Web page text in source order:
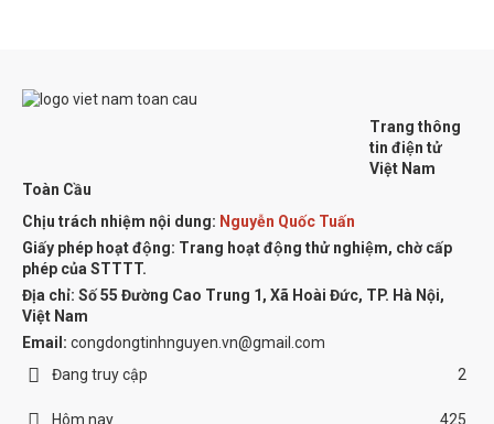
Trang thông
tin điện tử
Việt Nam
Toàn Cầu
Chịu trách nhiệm nội dung: Nguyễn Quốc Tuấn
Giấy phép hoạt động: Trang hoạt động thử nghiệm, chờ cấp
phép của STTTT.
Địa chỉ: Số 55 Đường Cao Trung 1, Xã Hoài Đức, TP. Hà Nội,
Việt Nam
Email: congdongtinhnguyen.vn@gmail.com
Đang truy cập
2
Hôm nay
425